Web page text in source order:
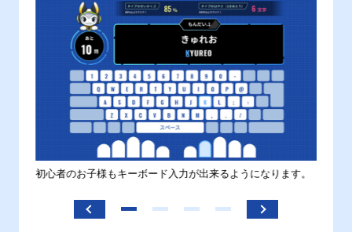
初心者のお子様もキーボード入力が出来るようになります。